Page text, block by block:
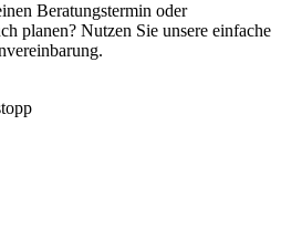
Beratungstermin oder
planen? Nutzen Sie unsere einfache